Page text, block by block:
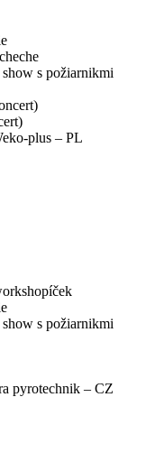
s požiarnikmi
plus – PL
s požiarnikmi
pyrotechnik – CZ